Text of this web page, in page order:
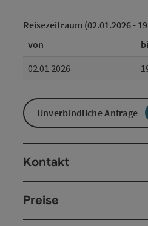
Reisezeitraum (02.01.2026 -
von
02.01.2026
Unverbindliche Anfrage
Kontakt
Preise